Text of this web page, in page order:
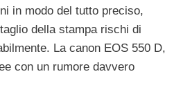
in modo del tutto preciso,
della stampa rischi di
La canon EOS 550 D,
con un rumore davvero